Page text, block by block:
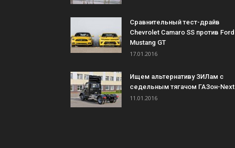
Сравнительный тест-драйв
Chevrolet Camaro SS против Ford
Mustang GT
17.01.2016
Ищем альтернативу ЗИЛам с
седельным тягачом ГАЗон-Next
11.01.2016